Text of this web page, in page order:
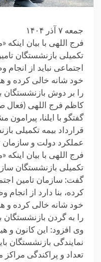
جمعه ۷ آذر ۱۴۰۴
فرج اللهی با بیان اینکه
تکمیلی بازنشستگان
اجتماعی نباید از
خود شانه خالی کرده و
را بر دوش بازنشستگان
کاظم فرج اللهی (فعال
گفتگو با ایلنا،
قرارداد بیمه تکمیلی
عملکرد دولت و سازمان
فرج اللهی با بیان اینکه
تکمیلی بازنشستگان
گفت: سازمان تامین
کرده، بنا دارد از
خود شانه خالی کرده و
را به گردن بازنشستگان
وی افزود: این کانون و
نمایندگی بازنشستگان
تعداد و پراکندگی